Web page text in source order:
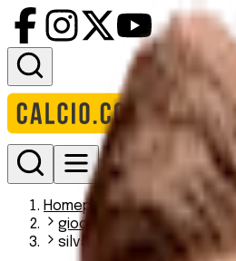
Accedi
Homepage
giocatori
silvan widmer